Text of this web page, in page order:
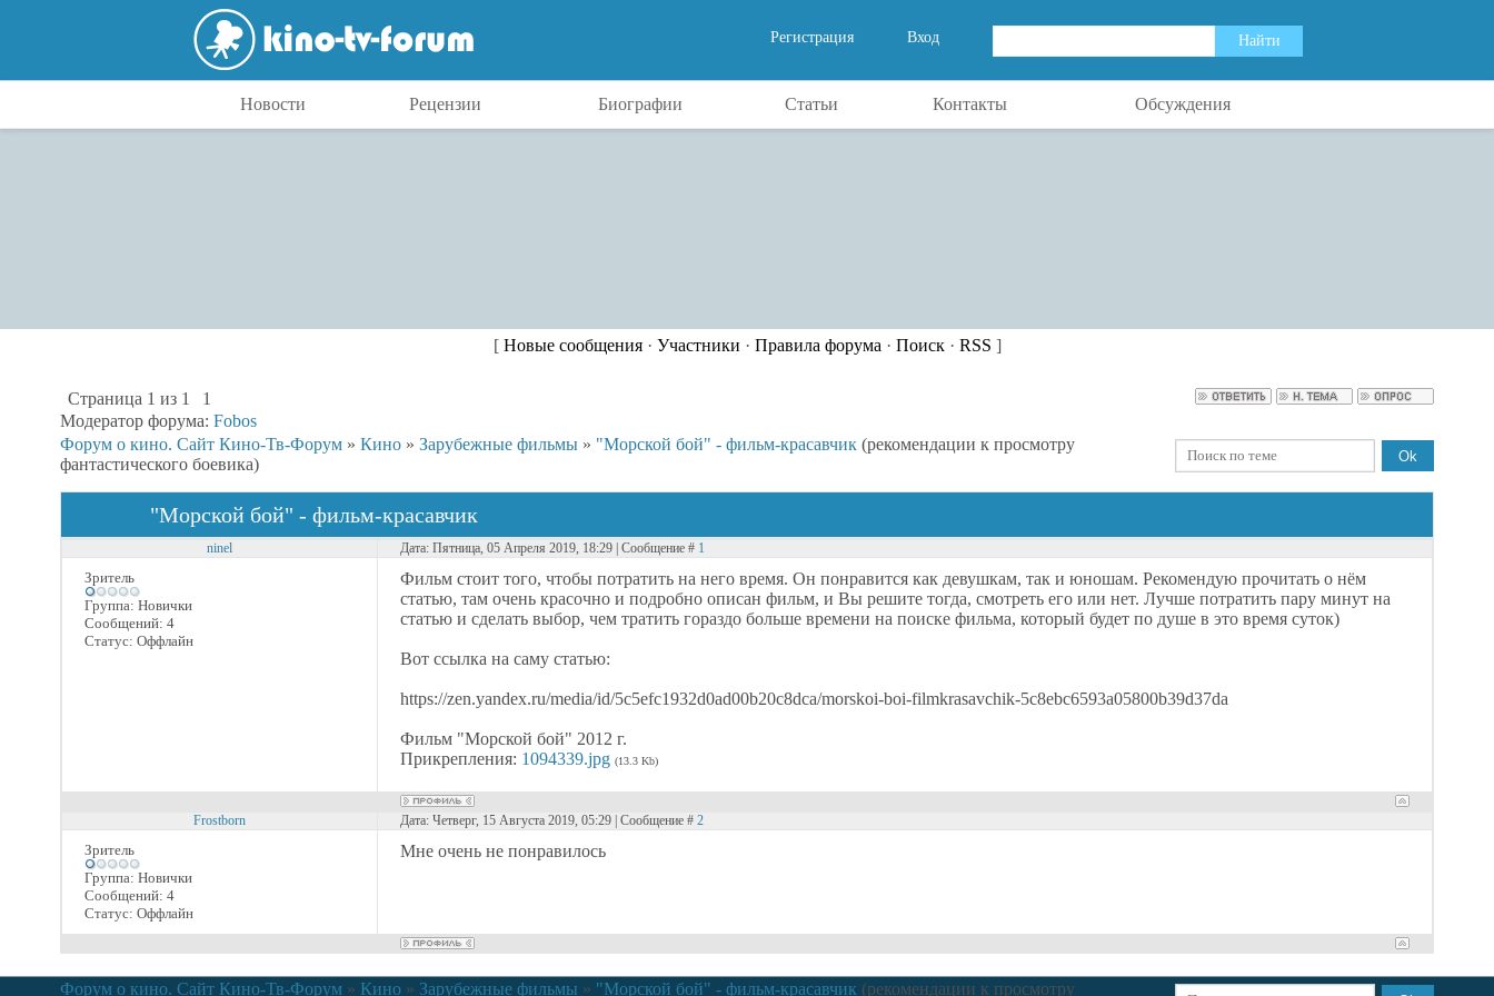
Вход
Регистрация
Новости Рецензии Биографии Статьи Контакты Обсуждения
[ Новые сообщения· Участники · Правила форума · Поиск· RSS ]
Страница 1 из 1
1
Модератор форума: Fobos
Форум о кино. Сайт Кино-Тв-Форум » Кино » Зарубежные фильмы » "Морской бой" - фильм-красавчик (рекомендации к просмотру
фантастического боевика)
"Морской бой" - фильм-красавчик
ninel Дата: Пятница, 05 Апреля 2019, 18:29 | Сообщение # 1
Зритель
Группа: Новички
Сообщений: 4
Статус: Оффлайн
Фильм стоит того, чтобы потратить на него время. Он понравится как девушкам, так и юношам. Рекомендую прочитать о нём
статью, там очень красочно и подробно описан фильм, и Вы решите тогда, смотреть его или нет. Лучше потратить пару минут на
статью и сделать выбор, чем тратить гораздо больше времени на поиске фильма, который будет по душе в это время суток)
Вот ссылка на саму статью:
https://zen.yandex.ru/media/id/5c5efc1932d0ad00b20c8dca/morskoi-boi-filmkrasavchik-5c8ebc6593a05800b39d37da
Фильм "Морской бой" 2012 г.
Прикрепления: 1094339.jpg (13.3 Kb)
Frostborn Дата: Четверг, 15 Августа 2019, 05:29 | Сообщение # 2
Зритель
Группа: Новички
Сообщений: 4
Статус: Оффлайн
Мне очень не понравилось
Форум о кино. Сайт Кино-Тв-Форум » Кино » Зарубежные фильмы » "Морской бой" - фильм-красавчик (рекомендации к просмотру